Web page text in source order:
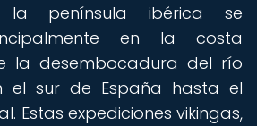
península ibérica se
en la costa
la desembocadura del río
el sur de España hasta el
Estas expediciones vikingas,